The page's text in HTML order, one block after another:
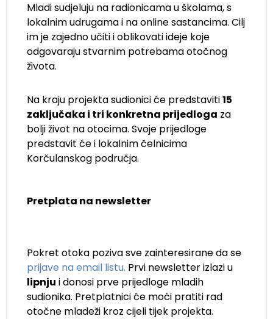
Mladi sudjeluju na radionicama u školama, s
lokalnim udrugama i na online sastancima. Cilj
im je zajedno učiti i oblikovati ideje koje
odgovaraju stvarnim potrebama otočnog
života.
Na kraju projekta sudionici će predstaviti15
zaključaka i tri konkretna prijedloga za
bolji život na otocima. Svoje prijedloge
predstavit će i lokalnim čelnicima
Korčulanskog područja.
Pretplata na newsletter
Pokret otoka poziva sve zainteresirane da se
prijave na email listu. Prvi newsletter izlazi u
lipnju i donosi prve prijedloge mladih
sudionika. Pretplatnici će moći pratiti rad
otočne mladeži kroz cijeli tijek projekta.